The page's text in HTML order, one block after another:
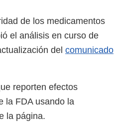
de los medicamentos
el análisis en curso de
del comunicado
reporten efectos
la FDA usando la
la página.